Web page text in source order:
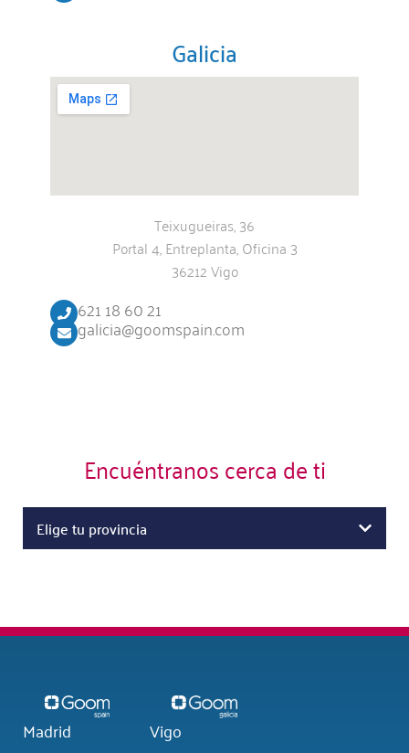
Galicia
Teixugueiras, 36
Portal 4, Entreplanta, Oficina 3
36212 Vigo
621 18 60 21
galicia@goomspain.com
Encuéntranos cerca de ti
Elige tu provincia
Madrid
Vigo